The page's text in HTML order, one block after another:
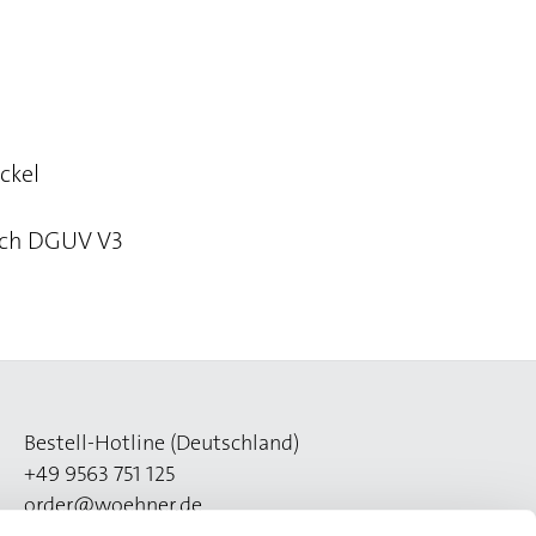
DGUV V3
Bestell-Hotline (Deutschland)
+49 9563 751 125
order@woehner.de